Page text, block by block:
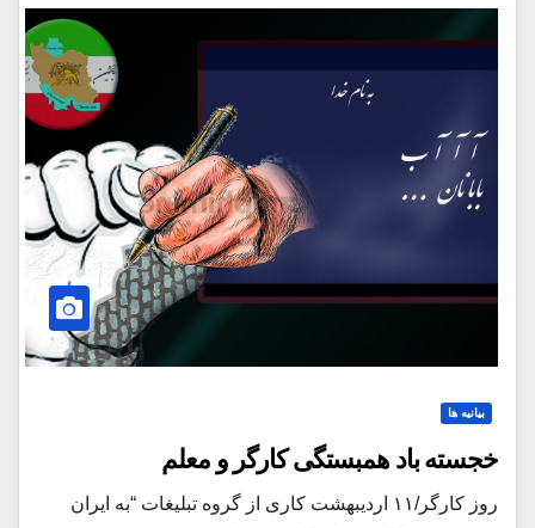
بیانیه ها
خجسته باد همبستگی کارگر و معلم
روز کارگر/۱۱ اردیبهشت کاری از گروه تبلیغات “به ایران